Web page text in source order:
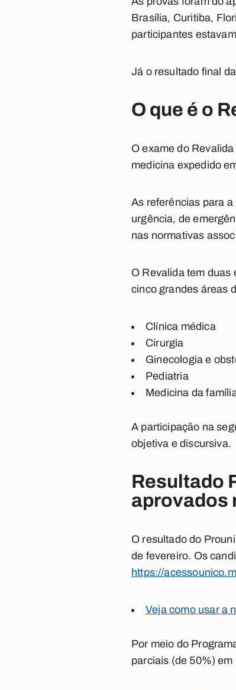
Brasília, Curitiba,
participantes
Já o resultado final
O que é o
O exame do
medicina expedido
As referências para
urgência, de
nas normativas
O Revalida tem duas
cinco grandes áreas
Clínica médica
Cirurgia
Ginecologia e
Pediatria
Medicina da
A participação na
objetiva e discursiva.
Resultado
aprovados
O resultado do
de fevereiro. Os
https://
Veja como usar a
Por meio do
parciais (de 50%)